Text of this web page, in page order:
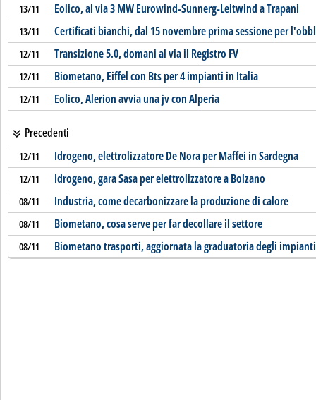
13/11 Eolico, al via 3 MW Eurowind-Sunnerg-Leitwind a Trapani
13/11 Certificati bianchi, dal 15 novembre prima sessione per
12/11 Transizione 5.0, domani al via il Registro FV
12/11 Biometano, Eiffel con Bts per 4 impianti in Italia
12/11 Eolico, Alerion avvia una jv con Alperia
Precedenti
12/11 Idrogeno, elettrolizzatore De Nora per Maffei in Sardegna
12/11 Idrogeno, gara Sasa per elettrolizzatore a Bolzano
08/11 Industria, come decarbonizzare la produzione di calore
08/11 Biometano, cosa serve per far decollare il settore
08/11 Biometano trasporti, aggiornata la graduatoria degli impianti